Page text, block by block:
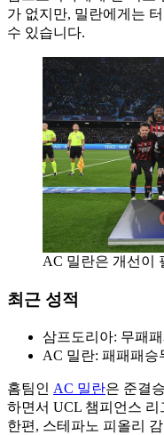
가 없지만, 밀란에게는
수 있습니다.
AC 밀란은 개선이
최근 성적
삼프도리아: 무패
AC 밀란: 패패패승
홈팀인 AC 밀란은 준결
하면서 UCL 챔피언스
한편, 스테파노 피올리